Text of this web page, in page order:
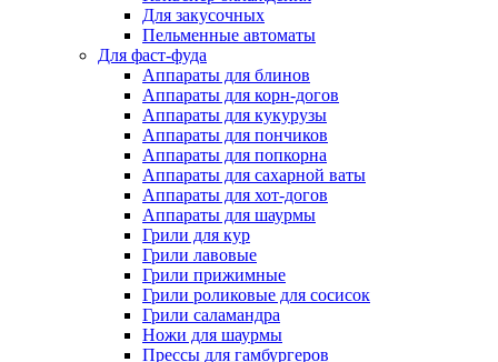
Для закусочных
Пельменные автоматы
Для фаст-фуда
Аппараты для блинов
Аппараты для корн-догов
Аппараты для кукурузы
Аппараты для пончиков
Аппараты для попкорна
Аппараты для сахарной ваты
Аппараты для хот-догов
Аппараты для шаурмы
Грили для кур
Грили лавовые
Грили прижимные
Грили роликовые для сосисок
Грили саламандра
Ножи для шаурмы
Прессы для гамбургеров